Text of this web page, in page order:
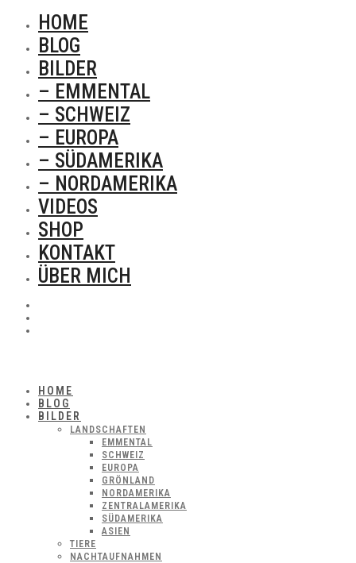
HOME
BLOG
BILDER
– EMMENTAL
– SCHWEIZ
– EUROPA
– SÜDAMERIKA
– NORDAMERIKA
VIDEOS
SHOP
KONTAKT
ÜBER MICH
HOME
BLOG
BILDER
LANDSCHAFTEN
EMMENTAL
SCHWEIZ
EUROPA
GRÖNLAND
NORDAMERIKA
ZENTRALAMERIKA
SÜDAMERIKA
ASIEN
TIERE
NACHTAUFNAHMEN